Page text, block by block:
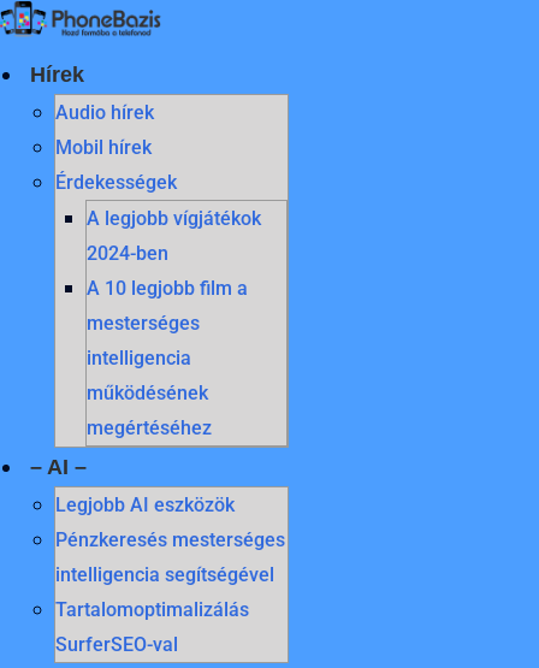
Skip
to
content
Hírek
Audio hírek
Mobil hírek
Érdekességek
A legjobb vígjátékok
2024-ben
A 10 legjobb film a
mesterséges
intelligencia
működésének
megértéséhez
– AI –
Legjobb AI eszközök
Pénzkeresés mesterséges
intelligencia segítségével
Tartalomoptimalizálás
SurferSEO-val